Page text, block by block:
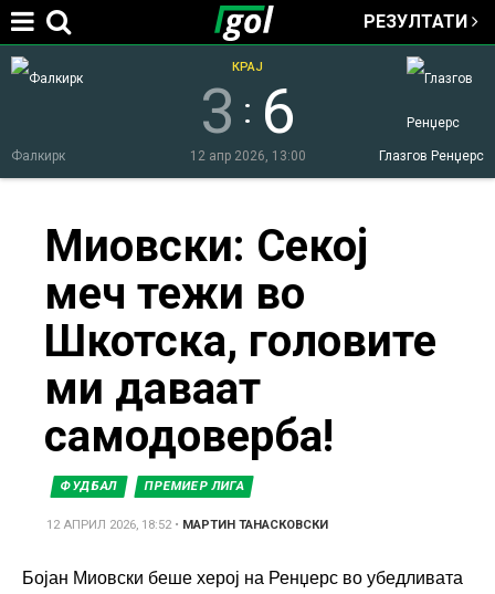
Jump to navigation
РЕЗУЛТАТИ
Фалкирк Глазгов Ренџерс
3 : 6
КРАЈ
12 апр 2026, 13:00
Миовски: Секој
меч тежи во
Шкотска, головите
ми даваат
самодоверба!
ФУДБАЛ ПРЕМИЕР ЛИГА
12 АПРИЛ 2026, 18:52• МАРТИН ТАНАСКОВСКИ
Бојан Миовски беше херој на Ренџерс во убедливата